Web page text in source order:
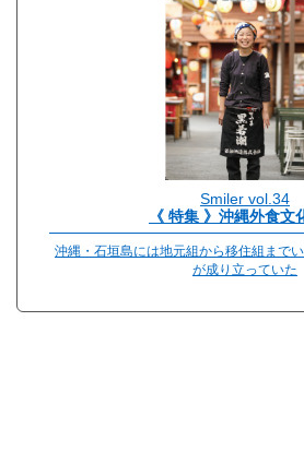
Smiler vol.34
《 特集 》沖縄外食文
沖縄・石垣島には地元組から移住組まで
が成り立っていた